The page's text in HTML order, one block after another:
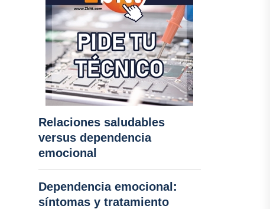
Relaciones saludables
versus dependencia
emocional
Dependencia emocional:
síntomas y tratamiento